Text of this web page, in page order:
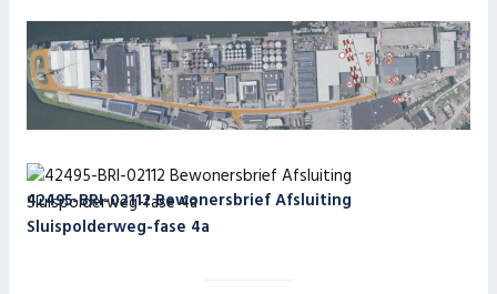
42495-BRI-02112 Bewonersbrief Afsluiting
Sluispolderweg-fase 4a